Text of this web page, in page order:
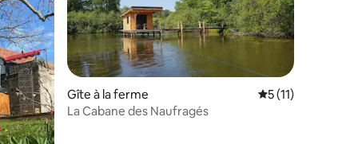
Gîte à la ferme Évaluation
5 (11)
La Cabane des Naufragés